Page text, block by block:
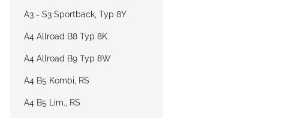
A3 - S3 Sportback, Typ 8Y
A4 Allroad B8 Typ 8K
A4 Allroad B9 Typ 8W
A4 B5 Kombi, RS
A4 B5 Lim., RS